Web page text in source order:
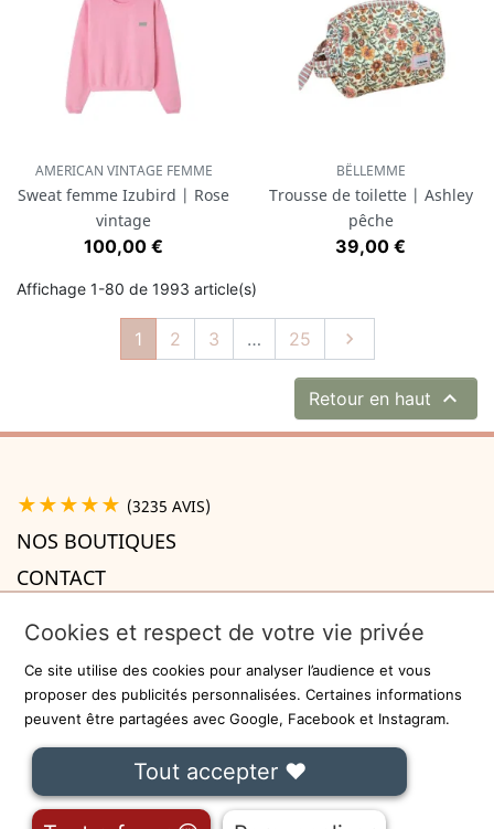
AMERICAN VINTAGE FEMME
Sweat femme Izubird | Rose
vintage
Prix
100,00 €
BËLLEMME
Trousse de toilette | Ashley
pêche
Prix
39,00 €
Affichage 1-80 de 1993 article(s)
1 2 3 … 25 Suivant

Retour en haut 
★★★★★ (3235 AVIS)
NOS BOUTIQUES
CONTACT
INFORMATIONS
Recevez la newsletter
On ne communiquera jamais votre adresse e-mail à des tiers.
Fait avec à Lille - Sécurisé par -
Cookies et respect de votre vie privée
Ce site utilise des cookies pour analyser l’audience et vous
proposer des publicités personnalisées. Certaines informations
peuvent être partagées avec Google, Facebook et Instagram.
Tout accepter ❤